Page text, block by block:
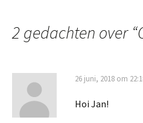
2 gedachten over “
26 juni, 2018 om
Hoi Jan!